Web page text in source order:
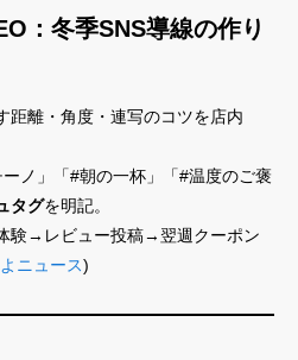
：冬季SNS導線の作り
距離・角度・連写のコツを店内
ーノ」「#朝の一杯」「#温度のご褒
タグを明記。
験→レビュー投稿→翌週クーポン
ニュース)